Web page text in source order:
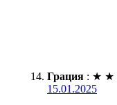
Грация : ★ ★
15.01.2025